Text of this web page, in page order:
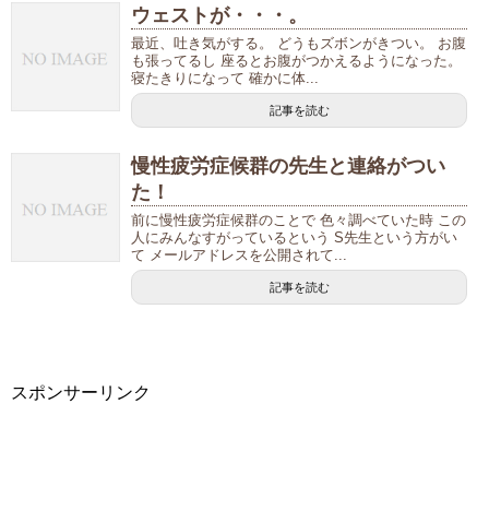
ウェストが・・・。
最近、吐き気がする。 どうもズボンがきつい。 お腹
も張ってるし 座るとお腹がつかえるようになった。
寝たきりになって 確かに体...
記事を読む
慢性疲労症候群の先生と連絡がつい
た！
前に慢性疲労症候群のことで 色々調べていた時 この
人にみんなすがっているという S先生という方がい
て メールアドレスを公開されて...
記事を読む
スポンサーリンク